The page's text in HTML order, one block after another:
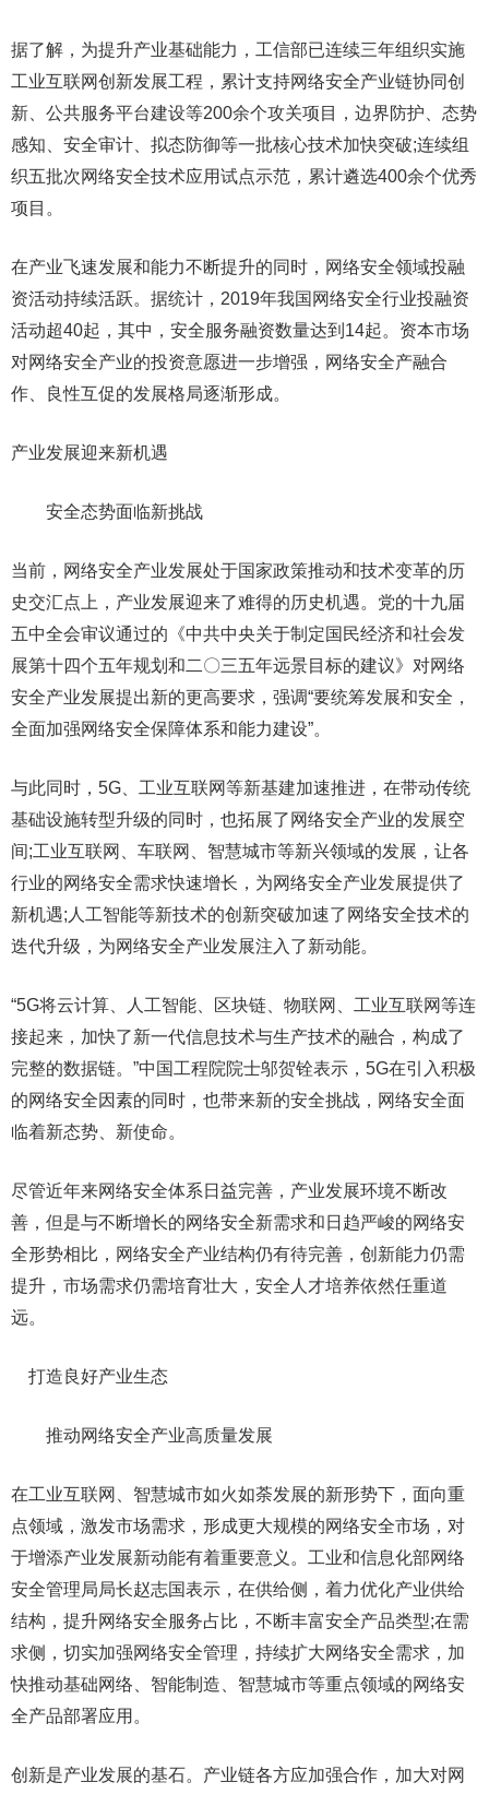
据了解，为提升产业基础能力，工信部已连续三年组织实施
工业互联网创新发展工程，累计支持网络安全产业链协同创
新、公共服务平台建设等200余个攻关项目，边界防护、态势
感知、安全审计、拟态防御等一批核心技术加快突破;连续组
织五批次网络安全技术应用试点示范，累计遴选400余个优秀
项目。
在产业飞速发展和能力不断提升的同时，网络安全领域投融
资活动持续活跃。据统计，2019年我国网络安全行业投融资
活动超40起，其中，安全服务融资数量达到14起。资本市场
对网络安全产业的投资意愿进一步增强，网络安全产融合
作、良性互促的发展格局逐渐形成。
产业发展迎来新机遇
安全态势面临新挑战
当前，网络安全产业发展处于国家政策推动和技术变革的历
史交汇点上，产业发展迎来了难得的历史机遇。党的十九届
五中全会审议通过的《中共中央关于制定国民经济和社会发
展第十四个五年规划和二〇三五年远景目标的建议》对网络
安全产业发展提出新的更高要求，强调“要统筹发展和安全，
全面加强网络安全保障体系和能力建设”。
与此同时，5G、工业互联网等新基建加速推进，在带动传统
基础设施转型升级的同时，也拓展了网络安全产业的发展空
间;工业互联网、车联网、智慧城市等新兴领域的发展，让各
行业的网络安全需求快速增长，为网络安全产业发展提供了
新机遇;人工智能等新技术的创新突破加速了网络安全技术的
迭代升级，为网络安全产业发展注入了新动能。
“5G将云计算、人工智能、区块链、物联网、工业互联网等连
接起来，加快了新一代信息技术与生产技术的融合，构成了
完整的数据链。”中国工程院院士邬贺铨表示，5G在引入积极
的网络安全因素的同时，也带来新的安全挑战，网络安全面
临着新态势、新使命。
尽管近年来网络安全体系日益完善，产业发展环境不断改
善，但是与不断增长的网络安全新需求和日趋严峻的网络安
全形势相比，网络安全产业结构仍有待完善，创新能力仍需
提升，市场需求仍需培育壮大，安全人才培养依然任重道
远。
打造良好产业生态
推动网络安全产业高质量发展
在工业互联网、智慧城市如火如荼发展的新形势下，面向重
点领域，激发市场需求，形成更大规模的网络安全市场，对
于增添产业发展新动能有着重要意义。工业和信息化部网络
安全管理局局长赵志国表示，在供给侧，着力优化产业供给
结构，提升网络安全服务占比，不断丰富安全产品类型;在需
求侧，切实加强网络安全管理，持续扩大网络安全需求，加
快推动基础网络、智能制造、智慧城市等重点领域的网络安
全产品部署应用。
创新是产业发展的基石。产业链各方应加强合作，加大对网